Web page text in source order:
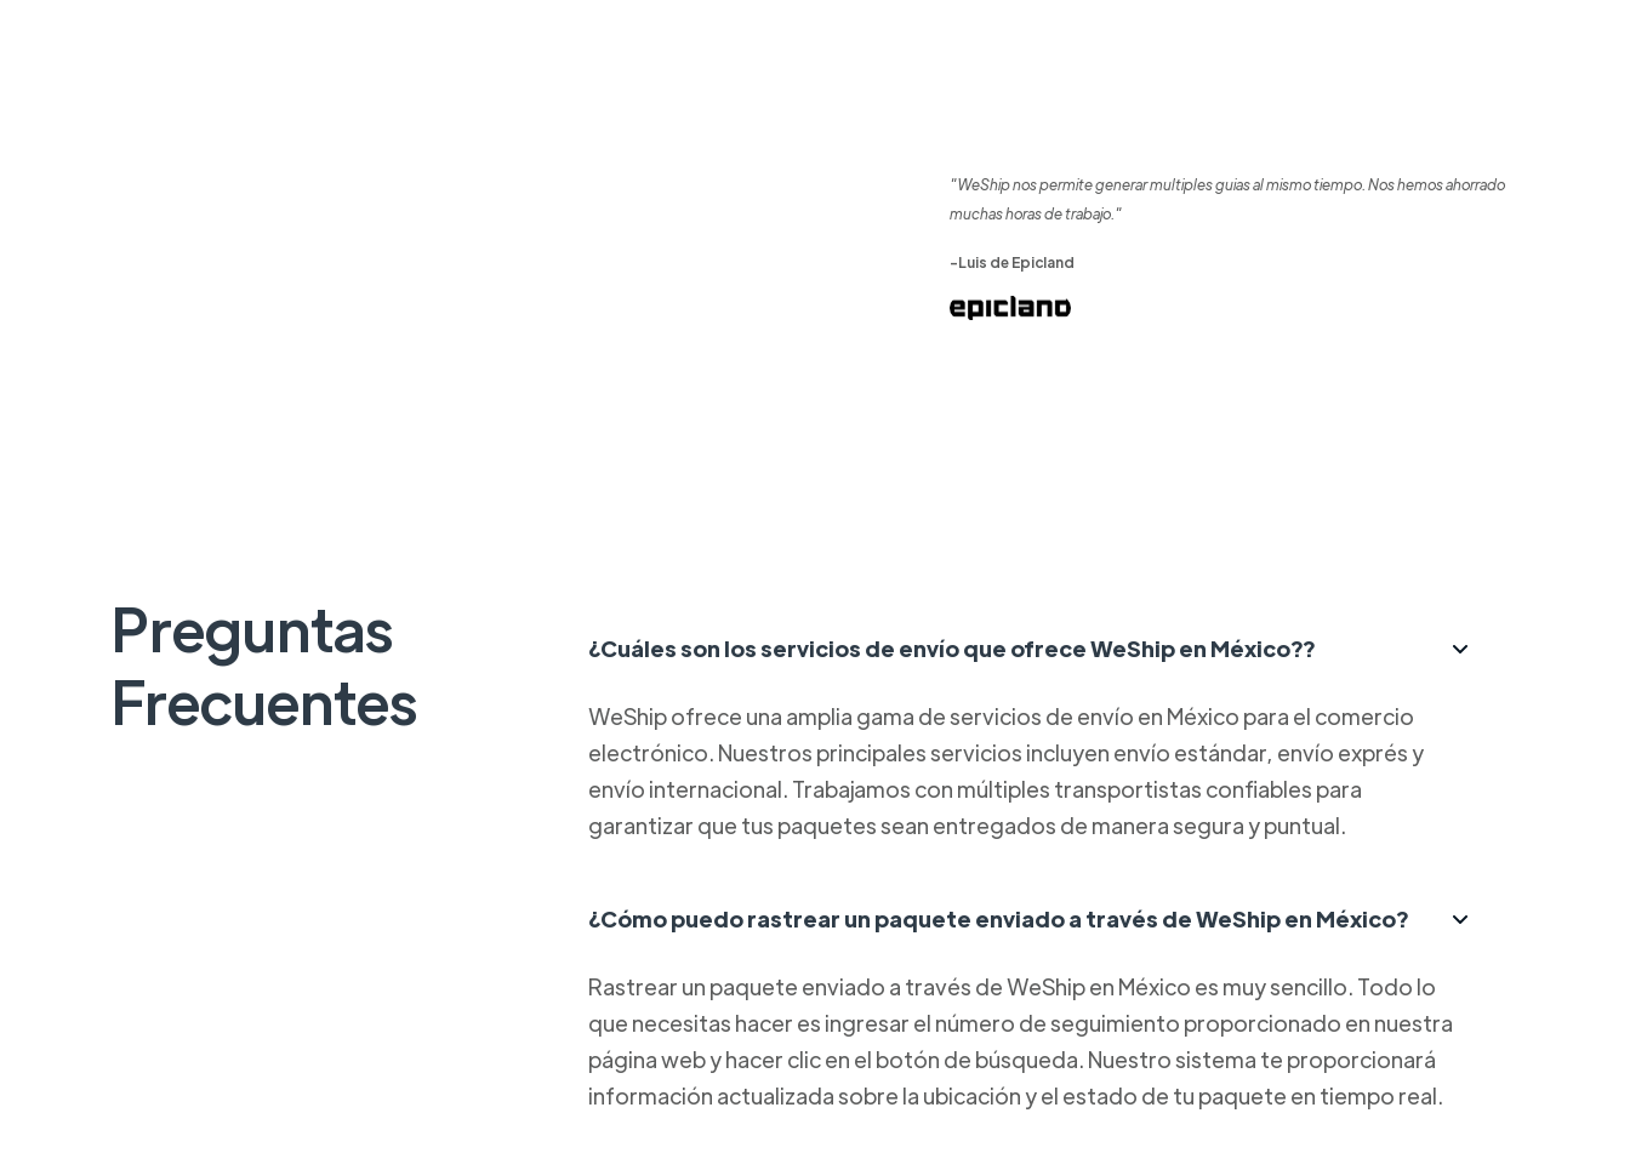
"WeShip nos permite generar multiples guias al mismo tiempo. Nos hemos ahorrado
muchas horas de trabajo."
-Luis de Epicland
Preguntas
Frecuentes
¿Cuáles son los servicios de envío que ofrece WeShip en México??
WeShip ofrece una amplia gama de servicios de envío en México para el comercio
electrónico. Nuestros principales servicios incluyen envío estándar, envío exprés y
envío internacional. Trabajamos con múltiples transportistas confiables para
garantizar que tus paquetes sean entregados de manera segura y puntual.
¿Cómo puedo rastrear un paquete enviado a través de WeShip en México?
Rastrear un paquete enviado a través de WeShip en México es muy sencillo. Todo lo
que necesitas hacer es ingresar el número de seguimiento proporcionado en nuestra
página web y hacer clic en el botón de búsqueda. Nuestro sistema te proporcionará
información actualizada sobre la ubicación y el estado de tu paquete en tiempo real.